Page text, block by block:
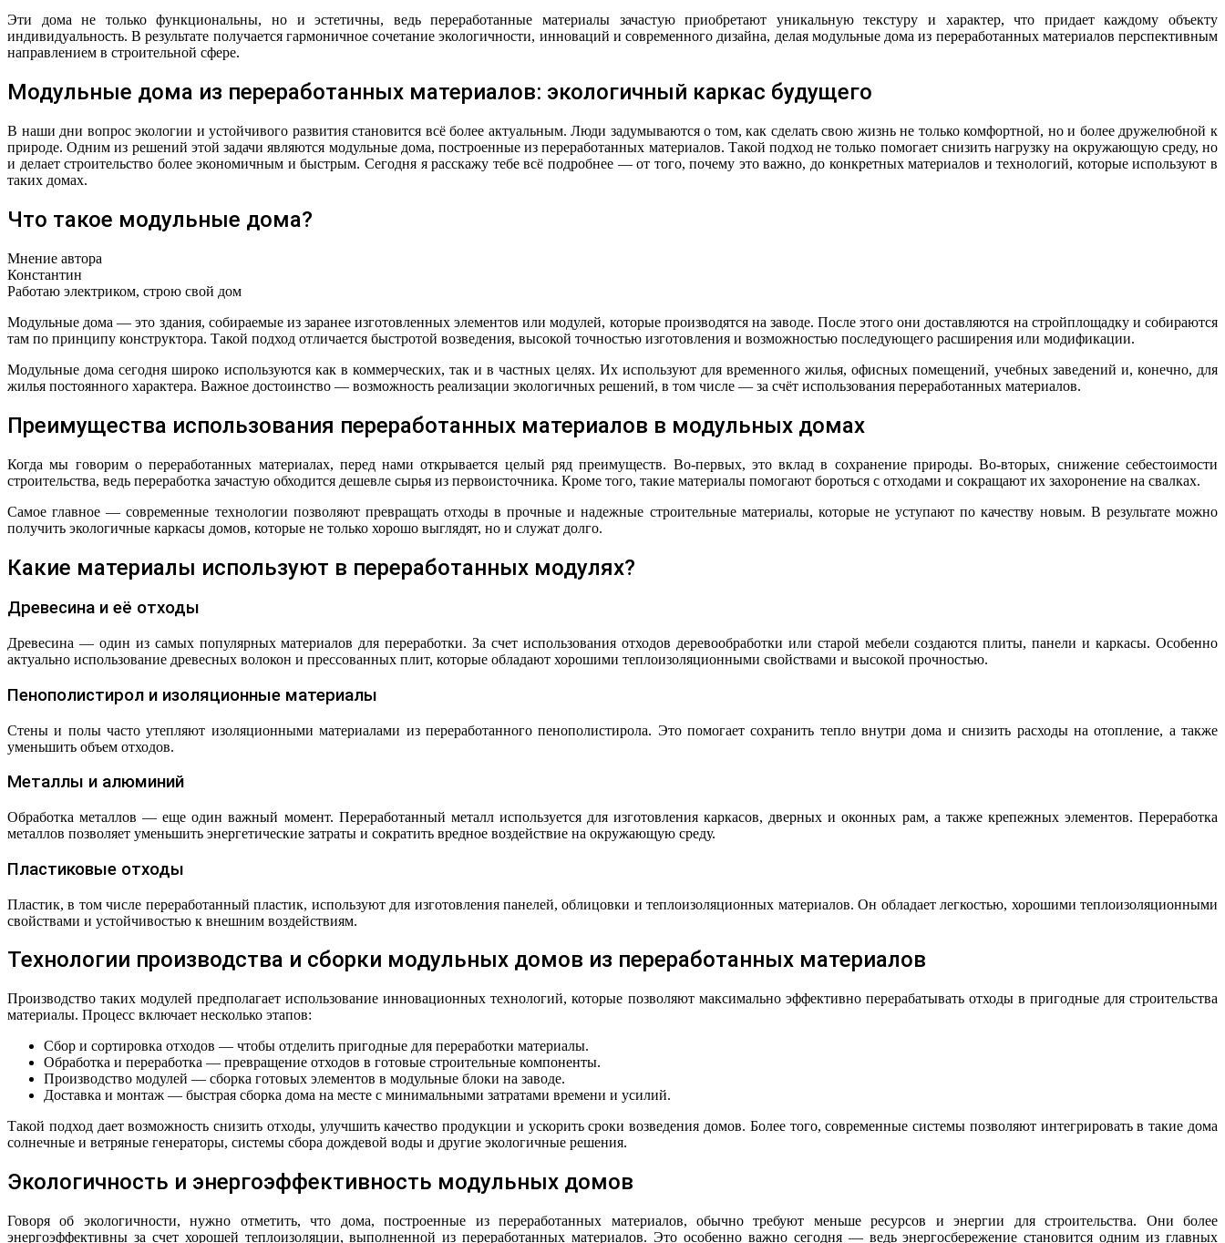
Эти дома не только функциональны, но и эстетичны, ведь переработанные материалы зачастую приобретают уникальную текстуру и характер, что придает каждому объекту
индивидуальность. В результате получается гармоничное сочетание экологичности, инноваций и современного дизайна, делая модульные дома из переработанных материалов перспективным
направлением в строительной сфере.
Модульные дома из переработанных материалов: экологичный каркас будущего
В наши дни вопрос экологии и устойчивого развития становится всё более актуальным. Люди задумываются о том, как сделать свою жизнь не только комфортной, но и более дружелюбной к
природе. Одним из решений этой задачи являются модульные дома, построенные из переработанных материалов. Такой подход не только помогает снизить нагрузку на окружающую среду, но
и делает строительство более экономичным и быстрым. Сегодня я расскажу тебе всё подробнее — от того, почему это важно, до конкретных материалов и технологий, которые используют в
таких домах.
Что такое модульные дома?
Мнение автора
Константин
Работаю электриком, строю свой дом
Модульные дома — это здания, собираемые из заранее изготовленных элементов или модулей, которые производятся на заводе. После этого они доставляются на стройплощадку и собираются
там по принципу конструктора. Такой подход отличается быстротой возведения, высокой точностью изготовления и возможностью последующего расширения или модификации.
Модульные дома сегодня широко используются как в коммерческих, так и в частных целях. Их используют для временного жилья, офисных помещений, учебных заведений и, конечно, для
жилья постоянного характера. Важное достоинство — возможность реализации экологичных решений, в том числе — за счёт использования переработанных материалов.
Преимущества использования переработанных материалов в модульных домах
Когда мы говорим о переработанных материалах, перед нами открывается целый ряд преимуществ. Во-первых, это вклад в сохранение природы. Во-вторых, снижение себестоимости
строительства, ведь переработка зачастую обходится дешевле сырья из первоисточника. Кроме того, такие материалы помогают бороться с отходами и сокращают их захоронение на свалках.
Самое главное — современные технологии позволяют превращать отходы в прочные и надежные строительные материалы, которые не уступают по качеству новым. В результате можно
получить экологичные каркасы домов, которые не только хорошо выглядят, но и служат долго.
Какие материалы используют в переработанных модулях?
Древесина и её отходы
Древесина — один из самых популярных материалов для переработки. За счет использования отходов деревообработки или старой мебели создаются плиты, панели и каркасы. Особенно
актуально использование древесных волокон и прессованных плит, которые обладают хорошими теплоизоляционными свойствами и высокой прочностью.
Пенополистирол и изоляционные материалы
Стены и полы часто утепляют изоляционными материалами из переработанного пенополистирола. Это помогает сохранить тепло внутри дома и снизить расходы на отопление, а также
уменьшить объем отходов.
Металлы и алюминий
Обработка металлов — еще один важный момент. Переработанный металл используется для изготовления каркасов, дверных и оконных рам, а также крепежных элементов. Переработка
металлов позволяет уменьшить энергетические затраты и сократить вредное воздействие на окружающую среду.
Пластиковые отходы
Пластик, в том числе переработанный пластик, используют для изготовления панелей, облицовки и теплоизоляционных материалов. Он обладает легкостью, хорошими теплоизоляционными
свойствами и устойчивостью к внешним воздействиям.
Технологии производства и сборки модульных домов из переработанных материалов
Производство таких модулей предполагает использование инновационных технологий, которые позволяют максимально эффективно перерабатывать отходы в пригодные для строительства
материалы. Процесс включает несколько этапов:
Сбор и сортировка отходов — чтобы отделить пригодные для переработки материалы.
Обработка и переработка — превращение отходов в готовые строительные компоненты.
Производство модулей — сборка готовых элементов в модульные блоки на заводе.
Доставка и монтаж — быстрая сборка дома на месте с минимальными затратами времени и усилий.
Такой подход дает возможность снизить отходы, улучшить качество продукции и ускорить сроки возведения домов. Более того, современные системы позволяют интегрировать в такие дома
солнечные и ветряные генераторы, системы сбора дождевой воды и другие экологичные решения.
Экологичность и энергоэффективность модульных домов
Говоря об экологичности, нужно отметить, что дома, построенные из переработанных материалов, обычно требуют меньше ресурсов и энергии для строительства. Они более
энергоэффективны за счет хорошей теплоизоляции, выполненной из переработанных материалов. Это особенно важно сегодня — ведь энергосбережение становится одним из главных